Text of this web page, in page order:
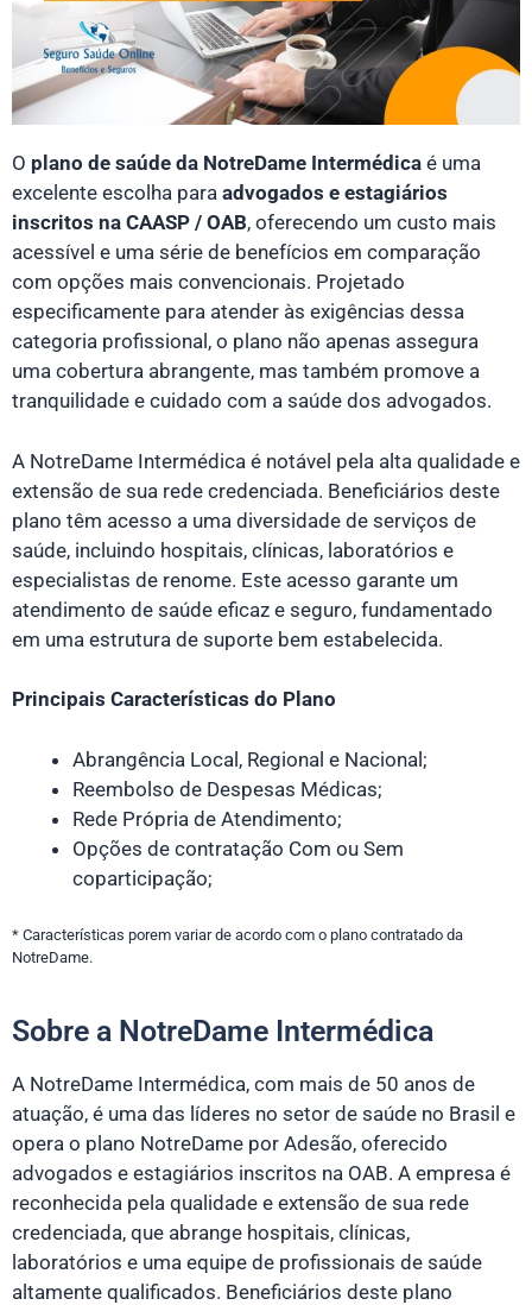
O plano de saúde da NotreDame Intermédica é uma
excelente escolha para advogados e estagiários
inscritos na CAASP / OAB, oferecendo um custo mais
acessível e uma série de benefícios em comparação
com opções mais convencionais. Projetado
especificamente para atender às exigências dessa
categoria profissional, o plano não apenas assegura
uma cobertura abrangente, mas também promove a
tranquilidade e cuidado com a saúde dos advogados.
A NotreDame Intermédica é notável pela alta qualidade e
extensão de sua rede credenciada. Beneficiários deste
plano têm acesso a uma diversidade de serviços de
saúde, incluindo hospitais, clínicas, laboratórios e
especialistas de renome. Este acesso garante um
atendimento de saúde eficaz e seguro, fundamentado
em uma estrutura de suporte bem estabelecida.
Principais Características do Plano
Abrangência Local, Regional e Nacional;
Reembolso de Despesas Médicas;
Rede Própria de Atendimento;
Opções de contratação Com ou Sem
coparticipação;
* Características porem variar de acordo com o plano contratado da
NotreDame.
Sobre a NotreDame Intermédica
A NotreDame Intermédica, com mais de 50 anos de
atuação, é uma das líderes no setor de saúde no Brasil e
opera o plano NotreDame por Adesão, oferecido
advogados e estagiários inscritos na OAB. A empresa é
reconhecida pela qualidade e extensão de sua rede
credenciada, que abrange hospitais, clínicas,
laboratórios e uma equipe de profissionais de saúde
altamente qualificados. Beneficiários deste plano